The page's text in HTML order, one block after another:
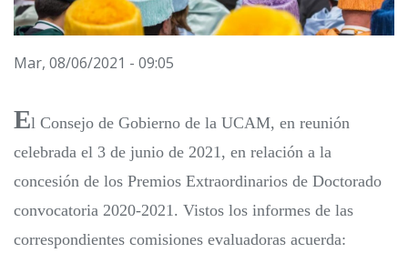
Mar, 08/06/2021 - 09:05
El Consejo de Gobierno de la UCAM, en reunión
celebrada el 3 de junio de 2021, en relación a la
concesión de los Premios Extraordinarios de Doctorado
convocatoria 2020-2021. Vistos los informes de las
correspondientes comisiones evaluadoras acuerda: